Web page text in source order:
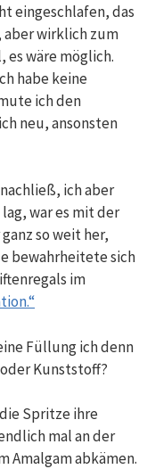
eingeschlafen, das
wirklich zum
es wäre möglich.
habe keine
ich den
neu, ansonsten
ich aber
war es mit der
so weit her,
bewahrheitete sich
im
Füllung ich denn
Kunststoff?
Spritze ihre
mal an der
Amalgam abkämen.